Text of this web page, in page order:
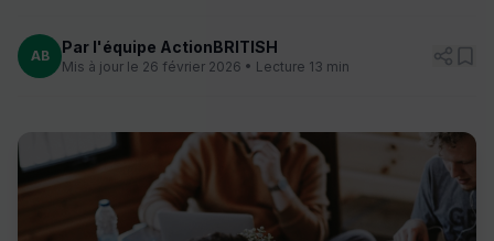
AB Par l'équipe ActionBRITISH
Mis à jour le 26 février 2026 • Lecture 13 min